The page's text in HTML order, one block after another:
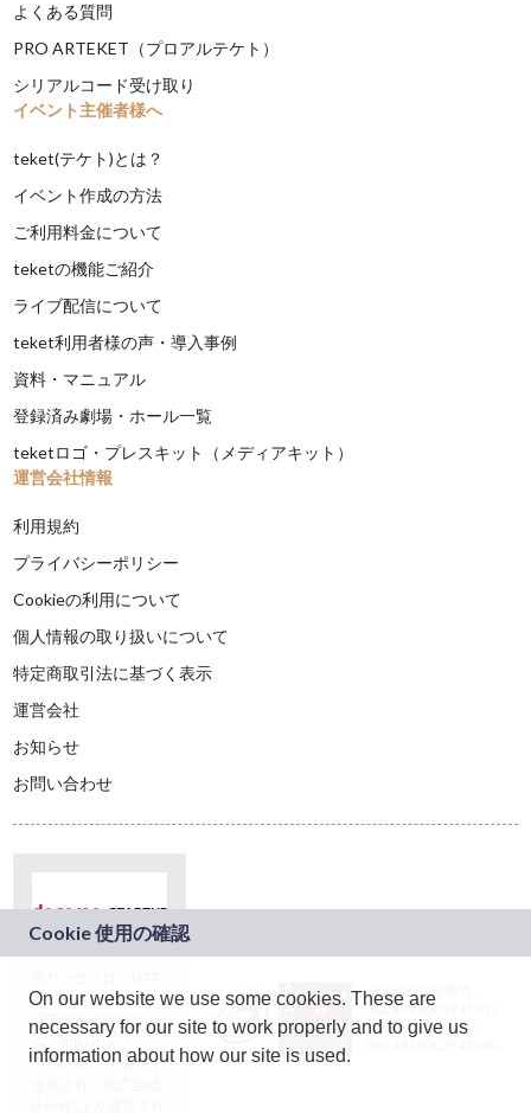
よくある質問
PRO ARTEKET（プロアルテケト）
シリアルコード受け取り
イベント主催者様へ
teket(テケト)とは？
イベント作成の方法
ご利用料金について
teketの機能ご紹介
ライブ配信について
teket利用者様の声・導入事例
資料・マニュアル
登録済み劇場・ホール一覧
teketロゴ・プレスキット（メディアキット）
運営会社情報
利用規約
プライバシーポリシー
Cookieの利用について
個人情報の取り扱いについて
特定商取引法に基づく表示
運営会社
お知らせ
お問い合わせ
ドコモグループの新
規事業創出プログラ
ム「docomo
STARTUP」を通じて
JASRAC許諾番号：
9024936001Y45037
JASRAC許諾番号：
On our website we use some cookies. These are
necessary for our site to work properly and to give us
information about how our site is used.